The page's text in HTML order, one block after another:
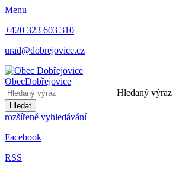
Menu
+420 323 603 310
urad@dobrejovice.cz
ObecDobřejovice
Hledaný výraz
Hledat
rozšířené vyhledávání
Facebook
RSS